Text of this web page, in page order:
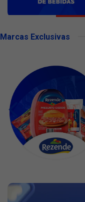
Marcas Exclusivas